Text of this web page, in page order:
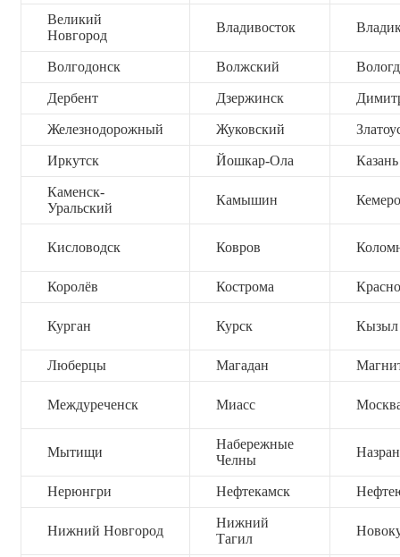
Великий
Новгород
Владивосток
Волгодонск Волжский
Дербент Дзержинск
Железнодорожный Жуковский
Иркутск Йошкар-Ола Казань
Каменск-
Уральский
Камышин
Кисловодск Ковров
Королёв Кострома
Курган Курск Кызыл
Люберцы Магадан
Междуреченск Миасс
Мытищи
Набережные
Челны
Нерюнгри Нефтекамск
Нижний Новгород
Нижний
Тагил